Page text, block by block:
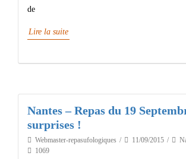
de
Lire la suite
Nantes – Repas du 19
surprises !
Webmaster-repasufologiques 11/09/2015
1069